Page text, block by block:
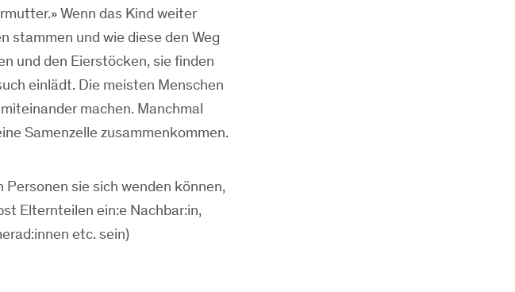
Wenn das Kind weiter
stammen und wie diese den Weg
und den Eierstöcken, sie finden
einlädt. Die meisten Menschen
machen. Manchmal
Samenzelle zusammenkommen.
sie sich wenden können,
Elternteilen ein:e Nachbar:in,
etc. sein)